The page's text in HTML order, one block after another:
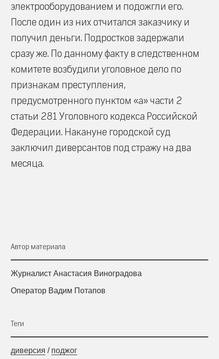
электрооборудованием и подожгли его.
После один из них отчитался заказчику и
получил деньги. Подростков задержали
сразу же. По данному факту в следственном
комитете возбудили уголовное дело по
признакам преступления,
предусмотренного пунктом «а» части 2
статьи 281 Уголовного кодекса Российской
Федерации. Накануне городской суд
заключил диверсантов под стражу на два
месяца.
Автор материала
Журналист Анастасия Виноградова
Оператор Вадим Потапов
Теги
диверсия / поджог